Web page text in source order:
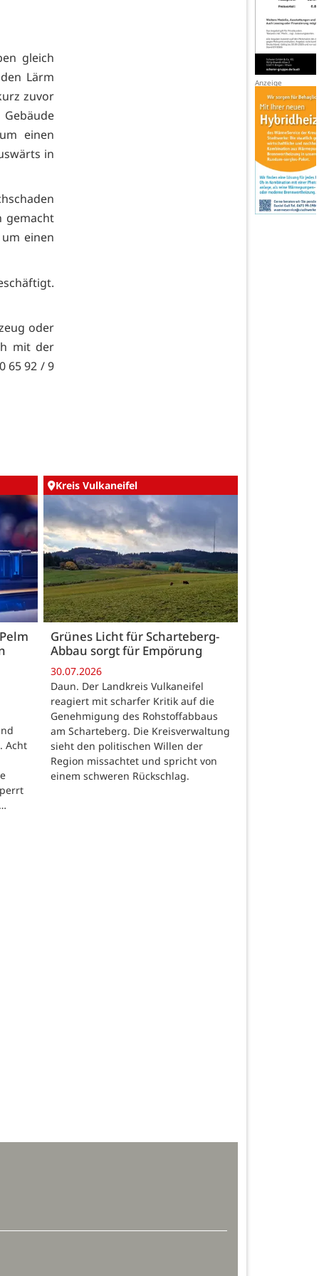
gleich
Lärm
zuvor
einen
in
gemacht
einen
oder
mit der
65 92 / 9
Acht
Kreis Vulkaneifel
Grünes Licht für Scharteberg-
Abbau sorgt für Empörung
30.07.2026
Daun. Der Landkreis Vulkaneifel
reagiert mit scharfer Kritik auf die
Genehmigung des Rohstoffabbaus
am Scharteberg. Die Kreisverwaltung
sieht den politischen Willen der
Region missachtet und spricht von
einem schweren Rückschlag.